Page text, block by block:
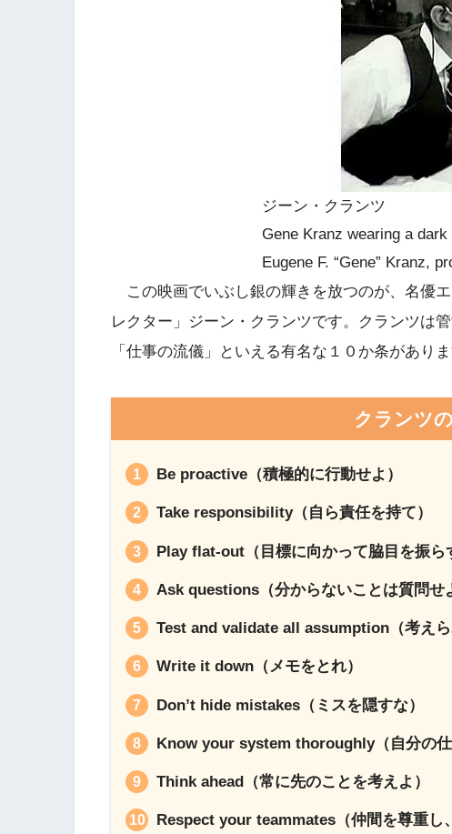
ジーン・クランツ
Gene Kranz wearing a
Eugene F. “Gene” Kranz,
この映画でいぶし銀の輝きを放つのが、名優
レクター」ジーン・クランツです。クランツは
「仕事の流儀」といえる有名な１０か条がありま
クランツ
Be proactive（積極的に行動せよ）
Take responsibility（自ら責任を持て）
Play flat-out（目標に向かって脇目を振ら
Ask questions（分からないことは質問せ
Test and validate all assumption（考えら
Write it down（メモをとれ）
Don’t hide mistakes（ミスを隠すな）
Know your system thoroughly（自分の仕
Think ahead（常に先のことを考えよ）
Respect your teammates（仲間を尊重し